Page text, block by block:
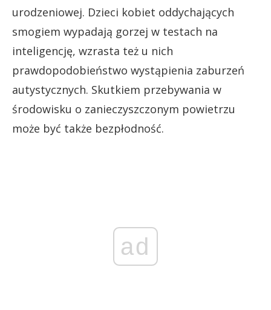
urodzeniowej. Dzieci kobiet oddychających
smogiem wypadają gorzej w testach na
inteligencję, wzrasta też u nich
prawdopodobieństwo wystąpienia zaburzeń
autystycznych. Skutkiem przebywania w
środowisku o zanieczyszczonym powietrzu
może być także bezpłodność.
ad